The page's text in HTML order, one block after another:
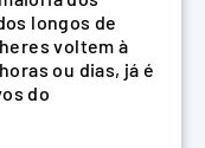
longos de
voltem à
ou dias, já é
do